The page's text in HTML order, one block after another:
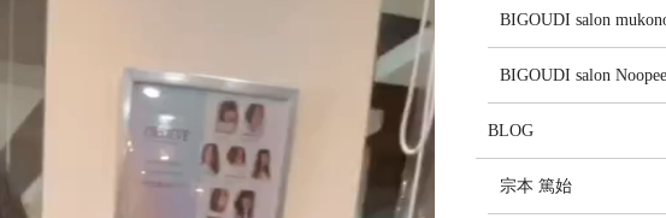
BIGOUDI salon
BIGOUDI salon Noopee
BLOG
宗本 篤始